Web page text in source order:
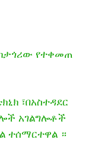
የተቀመጠ
፣በአስተዳደር
አገልግሎቶች
ተሰማርተዋል ።